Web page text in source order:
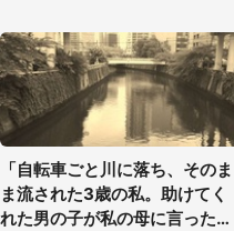
「自転車ごと川に落ち、そのま
ま流された3歳の私。助けてく
れた男の子が私の母に言ったの